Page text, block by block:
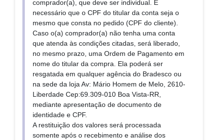
comprador(a), que deve ser individual. É
necessário que o CPF do titular da conta seja o
mesmo que consta no pedido (CPF do cliente).
Caso o(a) comprador(a) não tenha uma conta
que atenda às condições citadas, será liberado,
no mesmo prazo, uma Ordem de Pagamento em
nome do titular da compra. Ela poderá ser
resgatada em qualquer agência do Bradesco ou
na sede da loja Av: Mário Homem de Melo, 2610-
Liberdade Cep:69.309-010 Boa Vista-RR,
mediante apresentação de documento de
identidade e CPF.
A restituição dos valores será processada
somente após o recebimento e análise dos